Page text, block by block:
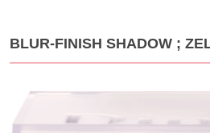
BLUR-FINISH SHADOW ;